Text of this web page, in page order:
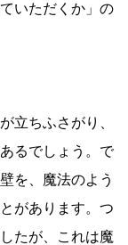
いただくか」の
立ちふさがり、
るでしょう。で
を、魔法のよう
があります。つ
たが、これは魔